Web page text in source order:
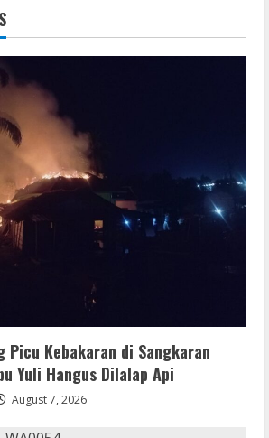
Picu Kebakaran di Sangkaran
Yuli Hangus Dilalap Api
August 7, 2026
Resettools
GraphPad Prism Academic & Corporate
Cracked x86-x64 [no Virus]
Remux
August 7, 2026